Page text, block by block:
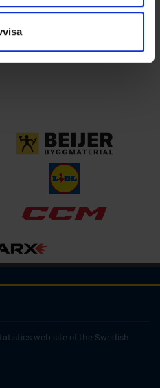
tjänster.
vid viktiga
web site of the Swedish